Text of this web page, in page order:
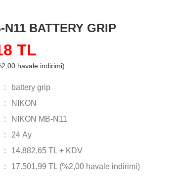
N11 BATTERY GRIP
TL
havale indirimi)
battery grip
NIKON
NIKON MB-N11
24 Ay
14.882,65 TL + KDV
17.501,99 TL (%2,00 havale indirimi)